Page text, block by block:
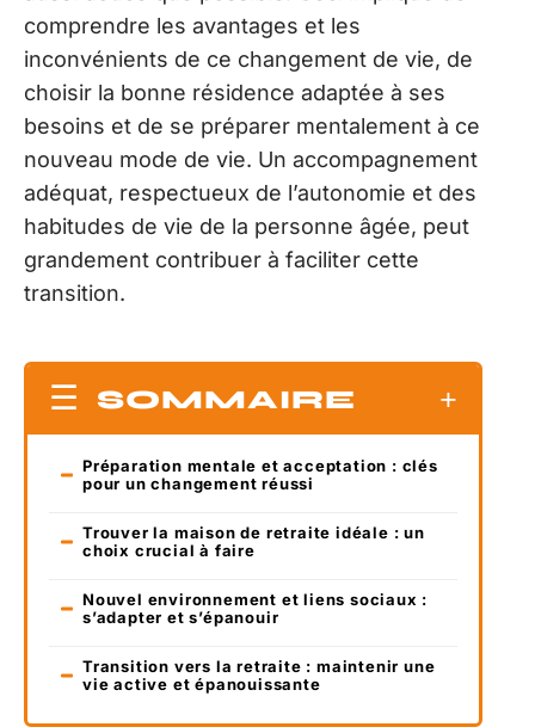
comprendre les avantages et les
inconvénients de ce changement de vie, de
choisir la bonne résidence adaptée à ses
besoins et de se préparer mentalement à ce
nouveau mode de vie. Un accompagnement
adéquat, respectueux de l’autonomie et des
habitudes de vie de la personne âgée, peut
grandement contribuer à faciliter cette
transition.
SOMMAIRE
Préparation mentale et acceptation : clés
pour un changement réussi
Trouver la maison de retraite idéale : un
choix crucial à faire
Nouvel environnement et liens sociaux :
s’adapter et s’épanouir
Transition vers la retraite : maintenir une
vie active et épanouissante